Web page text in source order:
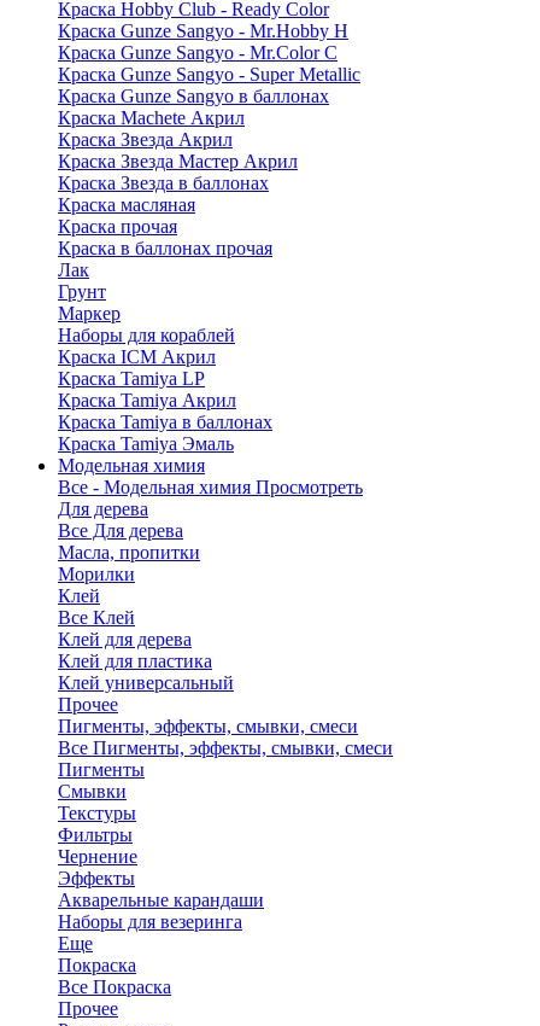
Краска Hobby Club - Ready Color
Краска Gunze Sangyo - Mr.Hobby H
Краска Gunze Sangyo - Mr.Color C
Краска Gunze Sangyo - Super Metallic
Краска Gunze Sangyo в баллонах
Краска Machete Акрил
Краска Звезда Акрил
Краска Звезда Мастер Акрил
Краска Звезда в баллонах
Краска масляная
Краска прочая
Краска в баллонах прочая
Лак
Грунт
Маркер
Наборы для кораблей
Краска ICM Акрил
Краска Tamiya LP
Краска Tamiya Акрил
Краска Tamiya в баллонах
Краска Tamiya Эмаль
Модельная химия
Все - Модельная химия Просмотреть
Для дерева
Все Для дерева
Масла, пропитки
Морилки
Клей
Все Клей
Клей для дерева
Клей для пластика
Клей универсальный
Прочее
Пигменты, эффекты, смывки, смеси
Все Пигменты, эффекты, смывки, смеси
Пигменты
Смывки
Текстуры
Фильтры
Чернение
Эффекты
Акварельные карандаши
Наборы для везеринга
Еще
Покраска
Все Покраска
Прочее